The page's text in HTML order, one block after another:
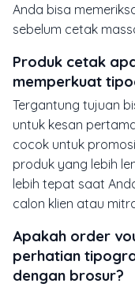
Anda bisa
sebelum cetak
Produk cetak
memperkuat
Tergantung tujuan
untuk kesan
cocok untuk
produk yang lebih
lebih tepat saat
calon klien atau
Apakah order
perhatian
dengan brosur?